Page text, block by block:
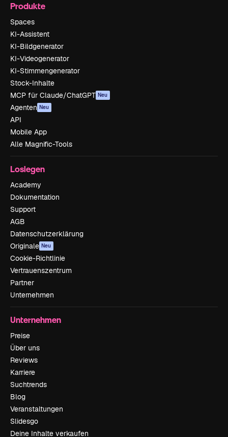
Produkte
Spaces
KI-Assistent
KI-Bildgenerator
KI-Videogenerator
KI-Stimmengenerator
Stock-Inhalte
MCP für Claude/ChatGPT Neu
Agenten Neu
API
Mobile App
Alle Magnific-Tools
Loslegen
Academy
Dokumentation
Support
AGB
Datenschutzerklärung
Originale Neu
Cookie-Richtlinie
Vertrauenszentrum
Partner
Unternehmen
Unternehmen
Preise
Über uns
Reviews
Karriere
Suchtrends
Blog
Veranstaltungen
Slidesgo
Deine Inhalte verkaufen